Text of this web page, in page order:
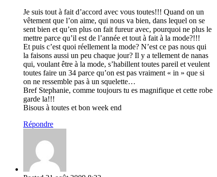
Je suis tout à fait d’accord avec vous toutes!!! Quand on un
vêtement que l’on aime, qui nous va bien, dans lequel on se
sent bien et qu’en plus on fait fureur avec, pourquoi ne plus le
mettre parce qu’il est de l’année et tout à fait à la mode?!!!
Et puis c’est quoi réellement la mode? N’est ce pas nous qui
la faisons aussi un peu chaque jour? Il y a tellement de nanas
qui, voulant être à la mode, s’habillent toutes pareil et veulent
toutes faire un 34 parce qu’on est pas vraiment « in » que si
on ne ressemble pas à un squelette…
Bref Stephanie, comme toujours tu es magnifique et cette robe
garde la!!!
Bisous à toutes et bon week end
Répondre